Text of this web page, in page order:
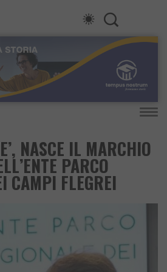
NASCE IL MARCHIO
PARCO
CAMPI FLEGREI